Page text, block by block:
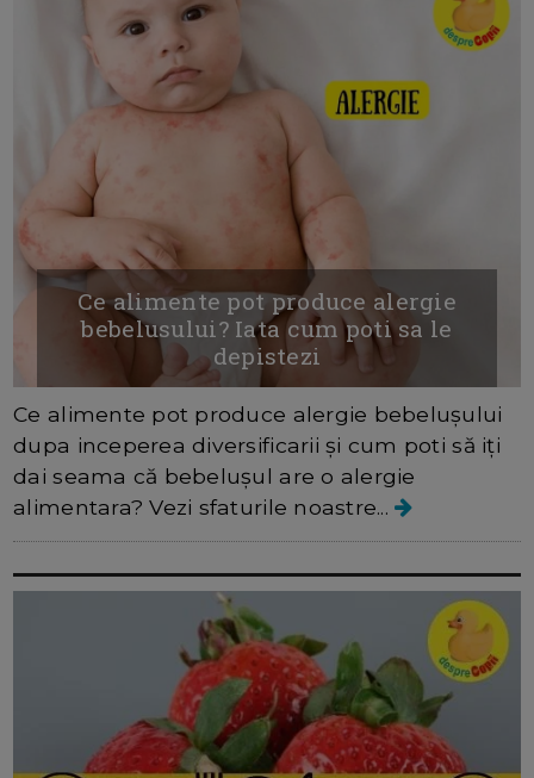
Ce alimente pot produce alergie
bebelusului? Iata cum poti sa le
depistezi
Ce alimente pot produce alergie bebelușului
dupa inceperea diversificarii și cum poti să iți
dai seama că bebelușul are o alergie
alimentara? Vezi sfaturile noastre...